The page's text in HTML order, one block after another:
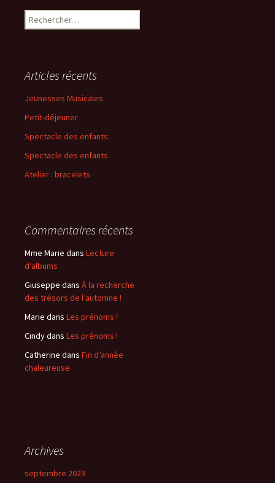
R
e
r
c
e
r
:
Articles récents
Jeunesses Musicales
Petit-déjeuner
Spectacle des enfants
Spectacle des enfants
Atelier : bracelets
Commentaires récents
Mme Marie dans Lecture
d’albums
Giuseppe dans À la recherche
des trésors de l’automne !
Marie dans Les prénoms !
Cindydans Les prénoms !
Catherine dans Fin d’année
chaleureuse
Archives
septembre 2023